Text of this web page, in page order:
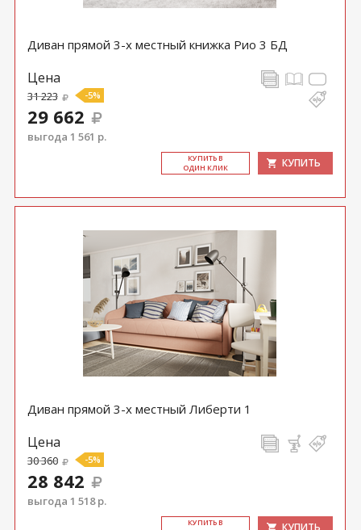
Диван прямой 3-х местный книжка Рио 3 БД
Цена
31 223 -5%
29 662
выгода 1 561 р.
КУ­ПИТЬ В
ОДИН КЛИК
КУПИТЬ
Диван прямой 3-х местный Либерти 1
Цена
30 360 -5%
28 842
выгода 1 518 р.
КУ­ПИТЬ В
КУПИТЬ